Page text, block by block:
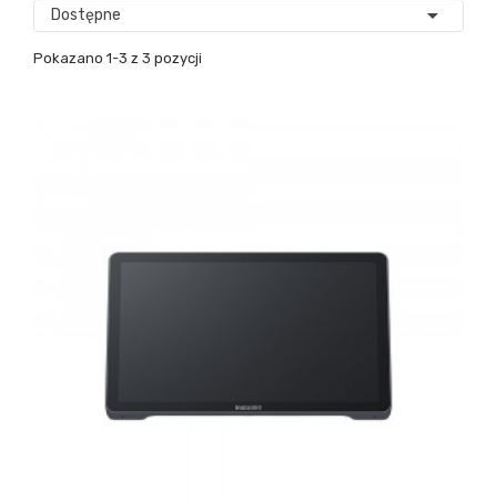
Dostępne 
Pokazano 1-3 z 3 pozycji